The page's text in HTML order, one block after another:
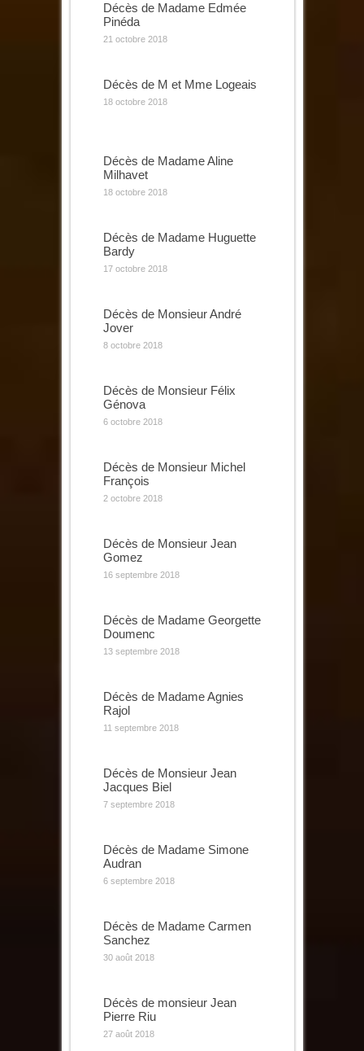
Décès de Madame Edmée
Pinéda
21 octobre 2018
Décès de M et Mme Logeais
18 octobre 2018
Décès de Madame Aline
Milhavet
18 octobre 2018
Décès de Madame Huguette
Bardy
17 octobre 2018
Décès de Monsieur André
Jover
8 octobre 2018
Décès de Monsieur Félix
Génova
6 octobre 2018
Décès de Monsieur Michel
François
2 octobre 2018
Décès de Monsieur Jean
Gomez
16 septembre 2018
Décès de Madame Georgette
Doumenc
13 septembre 2018
Décès de Madame Agnies
Rajol
11 septembre 2018
Décès de Monsieur Jean
Jacques Biel
7 septembre 2018
Décès de Madame Simone
Audran
6 septembre 2018
Décès de Madame Carmen
Sanchez
30 août 2018
Décès de monsieur Jean
Pierre Riu
27 août 2018